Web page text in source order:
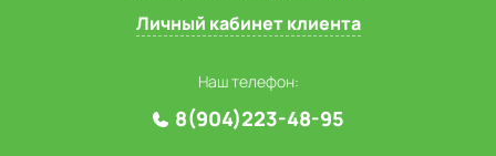
Личный кабинет клиента
Наш телефон:
8(904)223-48-95